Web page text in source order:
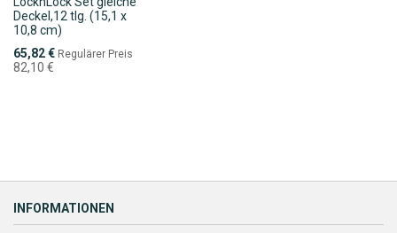
Deckel,12 tlg. (15,1 x
10,8 cm)
Sonderpreis
65,82 € Regulärer Preis
82,10 €
INFORMATIONEN